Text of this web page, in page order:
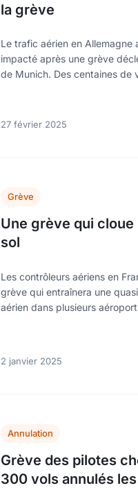
la grève
Le trafic aérien en Allemagne
impacté après une grève
de Munich. Des centaines de
27 février 2025
Grève
Une grève qui cloue
sol
Les contrôleurs aériens en
grève qui entraînera une
aérien dans plusieurs
2 janvier 2025
Annulation
Grève des pilotes
300 vols annulés les